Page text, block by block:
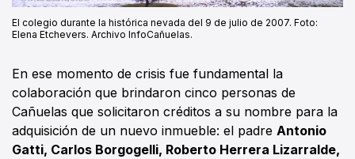
El colegio durante la histórica nevada del 9 de julio de 2007. Foto:
Elena Etchevers. Archivo InfoCañuelas.
En ese momento de crisis fue fundamental la
colaboración que brindaron cinco personas de
Cañuelas que solicitaron créditos a su nombre para la
adquisición de un nuevo inmueble: el padre Antonio
Gatti, Carlos Borgogelli, Roberto Herrera Lizarralde,